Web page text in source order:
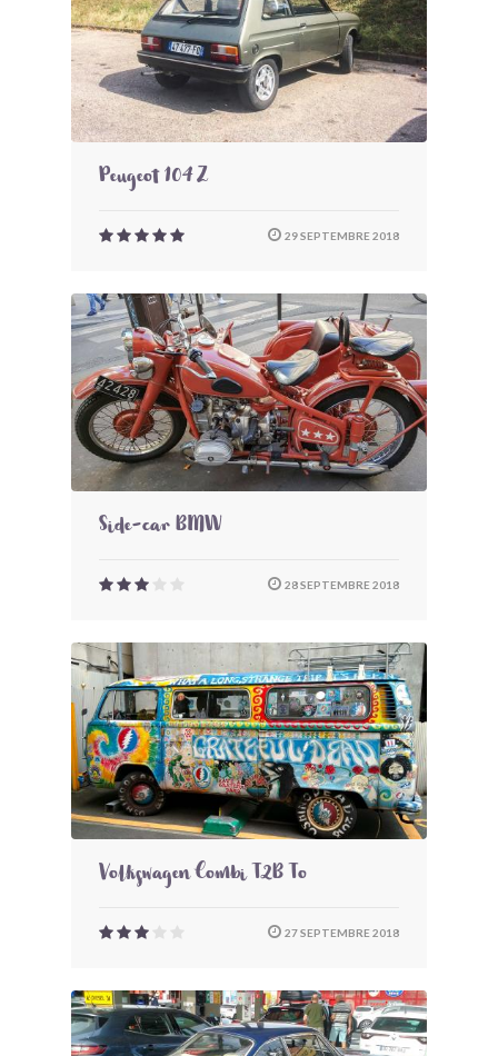
Peugeot 104 Z
29 SEPTEMBRE 2018
Side-car BMW
28 SEPTEMBRE 2018
Volkswagen Combi T2B To
27 SEPTEMBRE 2018